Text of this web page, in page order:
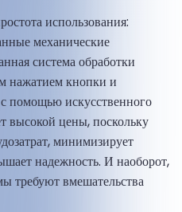
использования:
механические
система обработки
нажатием кнопки и
с помощью искусственного
высокой цены, поскольку
минимизирует
надежность. И наоборот,
требуют вмешательства